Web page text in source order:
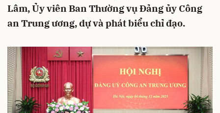
Lâm, Ủy viên Ban Thường vụ Đảng ủy Công
an Trung ương, dự và phát biểu chỉ đạo.